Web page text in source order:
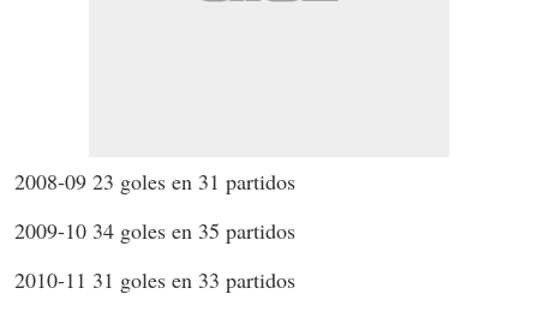
2008-09 23 goles en 31 partidos
2009-10 34 goles en 35 partidos
2010-11 31 goles en 33 partidos